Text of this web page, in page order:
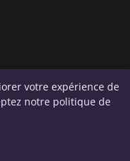
réservés.
votre expérience de
notre politique de